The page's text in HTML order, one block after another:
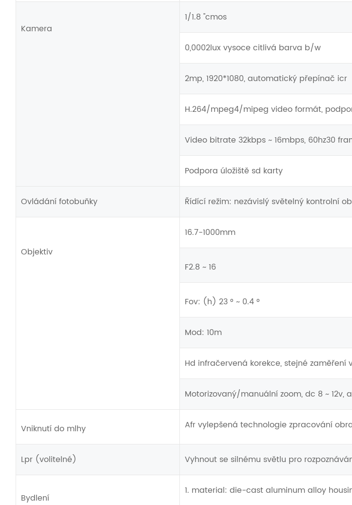
Kamera
1/1.8 ''cmos
0,0002lux vysoce citlivá barva b/w
2mp, 1920*1080, automatický přepínač icr
H.264/mpeg4/mipeg video formát,
Video bitrate 32kbps ~ 16mbps, 60hz30
Podpora úložiště sd karty
Ovládání fotobuňky Řídící režim: nezávislý světelný kontrolní
Objektiv
16.7-1000mm
F2.8 ~ 16
Fov: (h) 23 ° ~ 0.4 °
Mod: 10m
Hd infračervená korekce, stejné zaměření
Motorizovaný/manuální zoom, dc 8 ~ 12v,
Vniknutí do mlhy Afr vylepšená technologie zpracování
Lpr (volitelné) Vyhnout se silnému světlu pro
Bydlení
1. material: die-cast aluminum alloy